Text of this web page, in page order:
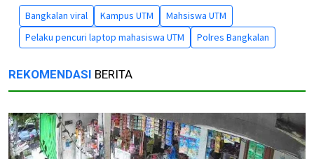
Bangkalan viral Kampus UTM
Mahsiswa UTM
Pelaku pencuri laptop mahasiswa UTM
Polres Bangkalan
REKOMENDASI BERITA